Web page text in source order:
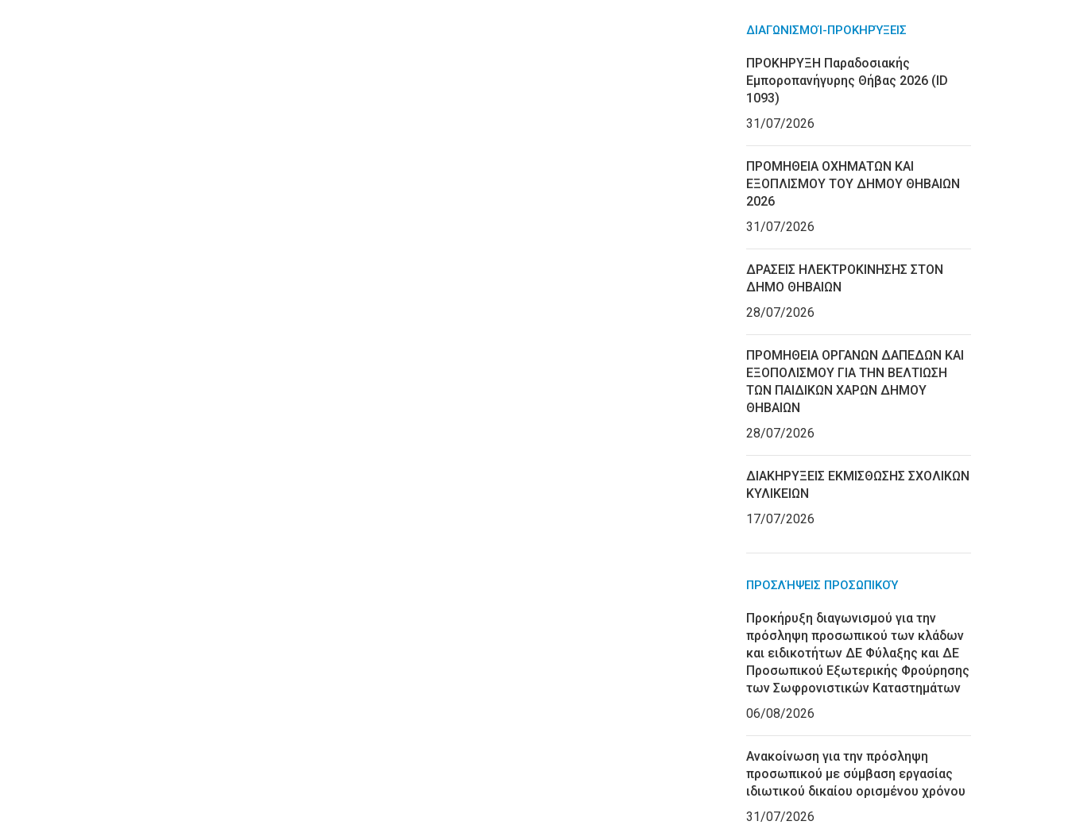
ΔΙΑΓΩΝΙΣΜΟΊ-ΠΡΟΚΗΡΎΞΕΙΣ
ΠΡΟΚΗΡΥΞΗ Παραδοσιακής
Εμποροπανήγυρης Θήβας 2026 (ID
1093)
31/07/2026
ΠΡΟΜΗΘΕΙΑ ΟΧΗΜΑΤΩΝ ΚΑΙ
ΕΞΟΠΛΙΣΜΟΥ ΤΟΥ ΔΗΜΟΥ ΘΗΒΑΙΩΝ
2026
31/07/2026
ΔΡΑΣΕΙΣ ΗΛΕΚΤΡΟΚΙΝΗΣΗΣ ΣΤΟΝ
ΔΗΜΟ ΘΗΒΑΙΩΝ
28/07/2026
ΠΡΟΜΗΘΕΙΑ ΟΡΓΑΝΩΝ ΔΑΠΕΔΩΝ ΚΑΙ
ΕΞΟΠΟΛΙΣΜΟΥ ΓΙΑ ΤΗΝ ΒΕΛΤΙΩΣΗ
ΤΩΝ ΠΑΙΔΙΚΩΝ ΧΑΡΩΝ ΔΗΜΟΥ
ΘΗΒΑΙΩΝ
28/07/2026
ΔΙΑΚΗΡΥΞΕΙΣ ΕΚΜΙΣΘΩΣΗΣ ΣΧΟΛΙΚΩΝ
ΚΥΛΙΚΕΙΩΝ
17/07/2026
ΠΡΟΣΛΉΨΕΙΣ ΠΡΟΣΩΠΙΚΟΎ
Προκήρυξη διαγωνισμού για την
πρόσληψη προσωπικού των κλάδων
και ειδικοτήτων ΔΕ Φύλαξης και ΔΕ
Προσωπικού Εξωτερικής Φρούρησης
των Σωφρονιστικών Καταστημάτων
06/08/2026
Ανακοίνωση για την πρόσληψη
προσωπικού με σύμβαση εργασίας
ιδιωτικού δικαίου ορισμένου χρόνου
31/07/2026